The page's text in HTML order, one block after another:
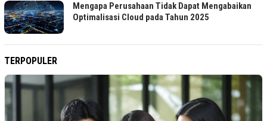
Mengapa Perusahaan Tidak Dapat Mengabaikan
Optimalisasi Cloud pada Tahun 2025
TERPOPULER